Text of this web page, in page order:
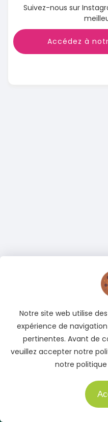
Suivez-nous sur
Accédez à
Cocody, Abidjan,
Téléphone
Notre site web utilise
expérience de
pertinentes. Avant de
veuillez accepter notre
notre